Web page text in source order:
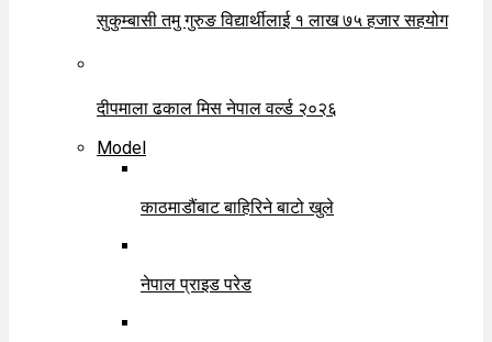
सुकुम्बासी तमु गुरुङ विद्यार्थीलाई १ लाख ७५ हजार सहयोग
दीपमाला ढकाल मिस नेपाल वर्ल्ड २०२६
Model
काठमाडौंबाट बाहिरिने बाटो खुले
नेपाल प्राइड परेड